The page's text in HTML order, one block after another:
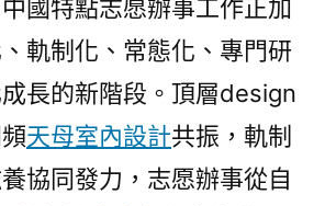
國特點志愿辦事工作正加
軌制化、常態化、專門研
長的新階段。頂層design
天母室內設計共振，軌制
協同發力，志愿辦事從自